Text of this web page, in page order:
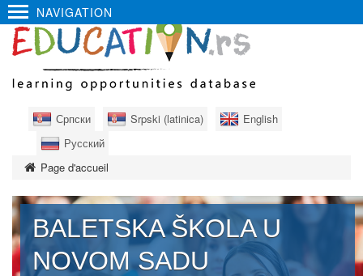
NAVIGATION
Српски Srpski (latinica)
English
Русский
Page d'accueil
BALETSKA ŠKOLA U
NOVOM SADU